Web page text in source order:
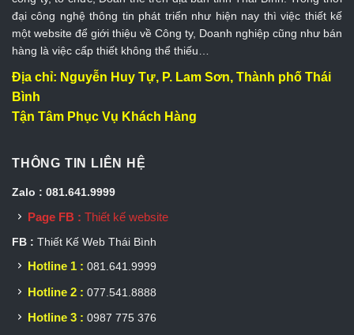
đại công nghệ thông tin phát triển như hiện nay thì việc thiết kế
một website để giới thiệu về Công ty, Doanh nghiệp cũng như bán
hàng là việc cấp thiết không thể thiếu…
Địa chỉ: Nguyễn Huy Tự, P. Lam Sơn, Thành phố Thái
Bình
Tận Tâm Phục Vụ Khách Hàng
THÔNG TIN LIÊN HỆ
Zalo : 081.641.9999
Page FB : Thiết kế website
FB : Thiết Kế Web Thái Bình
Hotline 1 : 081.641.9999
Hotline 2 : 077.541.8888
Hotline 3 : 0987 775 376